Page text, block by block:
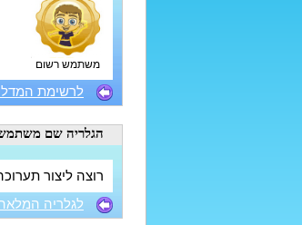
משתמש רשום
לרשימת
הגלריה שם
רוצה ליצור
לגלריה